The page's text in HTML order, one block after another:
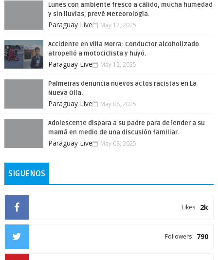
Lunes con ambiente fresco a cálido, mucha humedad
y sin lluvias, prevé Meteorología.
Paraguay Live May 12, 2025
Accidente en Villa Morra: Conductor alcoholizado
atropelló a motociclista y huyó.
Paraguay Live May 12, 2025
Palmeiras denuncia nuevos actos racistas en La
Nueva Olla.
Paraguay Live May 08, 2025
Adolescente dispara a su padre para defender a su
mamá en medio de una discusión familiar.
Paraguay Live May 08, 2025
SIGUENOS
2k
Likes
790
Followers